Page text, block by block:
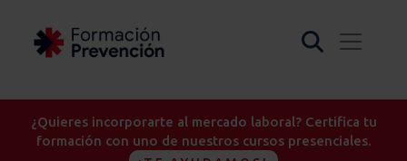
¿Quieres incorporarte al mercado laboral? Certifica tu
formación con uno de nuestros cursos presenciales.